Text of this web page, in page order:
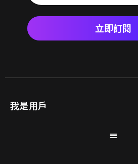
立即訂閱
我是用戶